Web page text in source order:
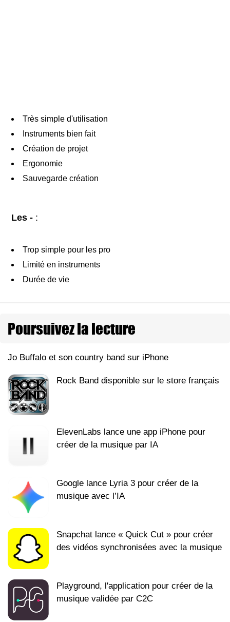
Très simple d'utilisation
Instruments bien fait
Création de projet
Ergonomie
Sauvegarde création
Les - :
Trop simple pour les pro
Limité en instruments
Durée de vie
Poursuivez la lecture
Jo Buffalo et son country band sur iPhone
Rock Band disponible sur le store français
ElevenLabs lance une app iPhone pour
créer de la musique par IA
Google lance Lyria 3 pour créer de la
musique avec l’IA
Snapchat lance « Quick Cut » pour créer
des vidéos synchronisées avec la musique
Playground, l'application pour créer de la
musique validée par C2C